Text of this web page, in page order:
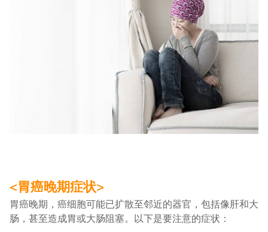
<胃癌晚期症状>
胃癌晚期，癌细胞可能已扩散至邻近的器官，包括像肝和大
肠，甚至造成胃或大肠阻塞。以下是要注意的症状：